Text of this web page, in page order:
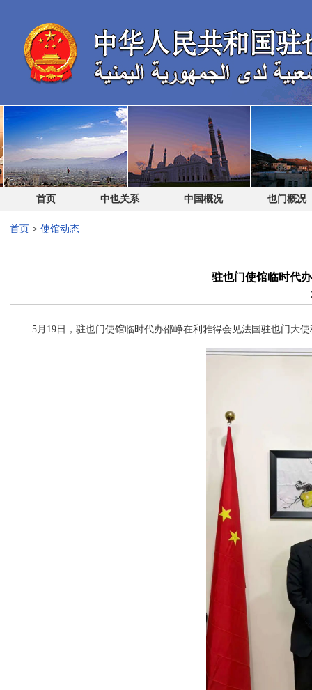
首页 中也关系 中国概况 也门概况
首页 > 使馆动态
驻也门使馆临时代
5月19日，驻也门使馆临时代办邵峥在利雅得会见法国驻也门大